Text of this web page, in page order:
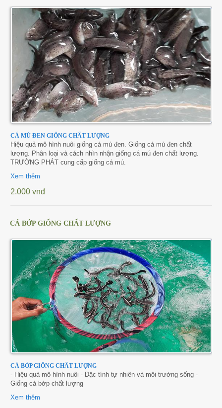
Cá Sủ Đất Giống Chất Lượng
Giống Cá Mú Lai Đen Chất Lượng
Giải Trí
Chính Sách Bảo Mật
CÁ MÚ ĐEN GIỐNG CHẤT LƯỢNG
Hiệu quả mô hình nuôi giống cá mú đen. Giống cá mú đen chất
lượng. Phân loại và cách nhìn nhận giống cá mú đen chất lượng.
TRƯỜNG PHÁT cung cấp giống cá mú.
Xem thêm
2.000 vnđ
CÁ BỚP GIỐNG CHẤT LƯỢNG
CÁ BỚP GIỐNG CHẤT LƯỢNG
- Hiệu quả mô hình nuôi - Đặc tính tự nhiên và môi trường sống -
Giống cá bớp chất lượng
Xem thêm